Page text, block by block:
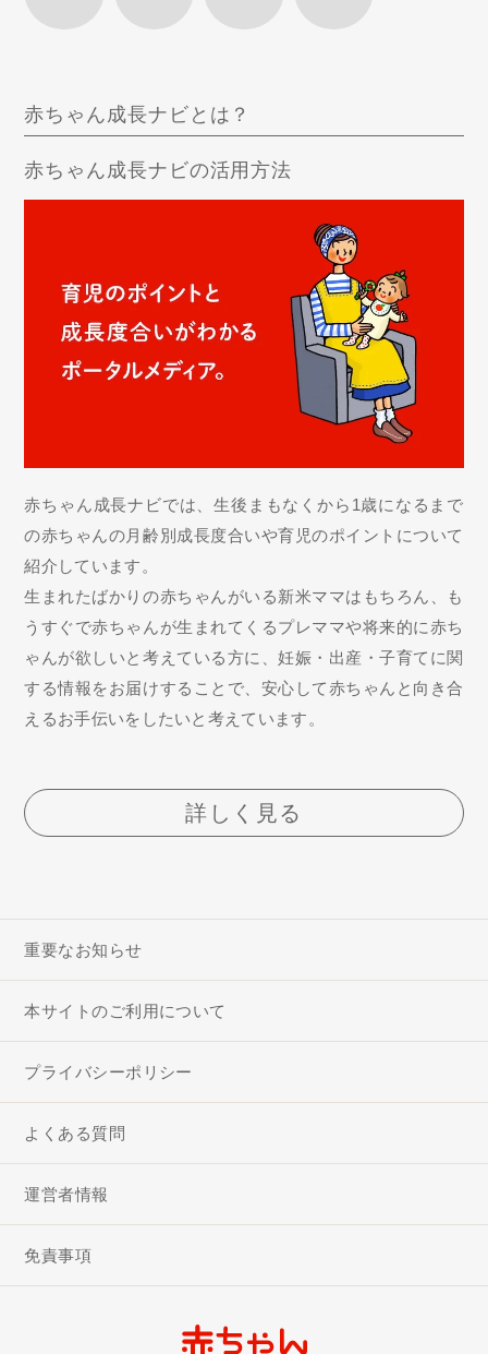
赤ちゃん成長ナビとは？
赤ちゃん成長ナビの活用方法
赤ちゃん成長ナビでは、生後まもなくから1歳になるまで
の赤ちゃんの月齢別成長度合いや育児のポイントについて
紹介しています。
生まれたばかりの赤ちゃんがいる新米ママはもちろん、も
うすぐで赤ちゃんが生まれてくるプレママや将来的に赤ち
ゃんが欲しいと考えている方に、妊娠・出産・子育てに関
する情報をお届けすることで、安心して赤ちゃんと向き合
えるお手伝いをしたいと考えています。
詳しく見る
重要なお知らせ
本サイトのご利用について
プライバシーポリシー
よくある質問
運営者情報
免責事項